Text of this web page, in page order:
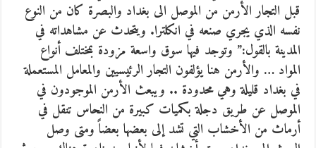
قبل التجار الأرمن من الموصل الى بغداد والبصرة كان من النوع
نفسه الذي يجري صنعه في انكلترا. ويتحدث عن مشاهداته في
المدينة بالقول:” وتوجد فيها سوق واسعة مزودة بمختلف أنواع
المواد … والأرمن هنا يؤلفون التجار الرئيسيين والمعامل المستعملة
في بغداد قليلة وهي محدودة .. ويبعث الأرمن الموجودون في
الموصل عن طريق دجلة بكميات كبيرة من النحاس تنقل في
أرماث من الأخشاب التي تشد إلى بعضها بعضاً ومتى وصل